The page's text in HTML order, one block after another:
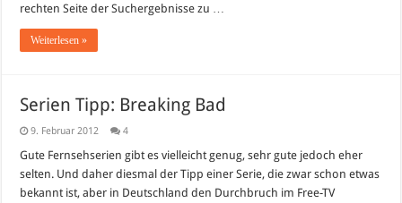
Links
rechten Seite der Suchergebnisse zu …
Weiterlesen »
Serien Tipp: Breaking Bad
9. Februar 2012 4
Gute Fernsehserien gibt es vielleicht genug, sehr gute jedoch eher
selten. Und daher diesmal der Tipp einer Serie, die zwar schon etwas
bekannt ist, aber in Deutschland den Durchbruch im Free-TV